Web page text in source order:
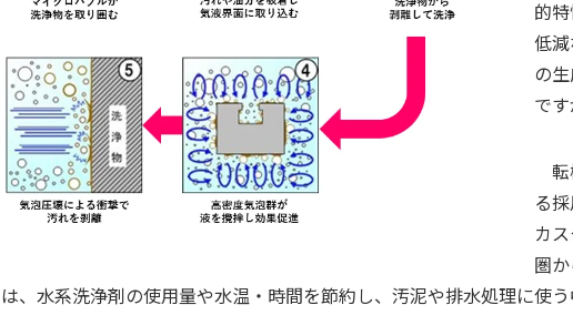
的
低
の
で
転
る
カ
圏
は、水系洗浄剤の使用量や水温・時間を節約し、汚泥や排水処理に使